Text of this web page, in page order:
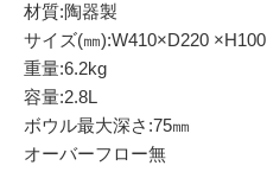
材質:陶器製
サイズ(㎜):W410×D220 ×H100
重量:6.2kg
容量:2.8L
ボウル最大深さ:75㎜
オーバーフロー無